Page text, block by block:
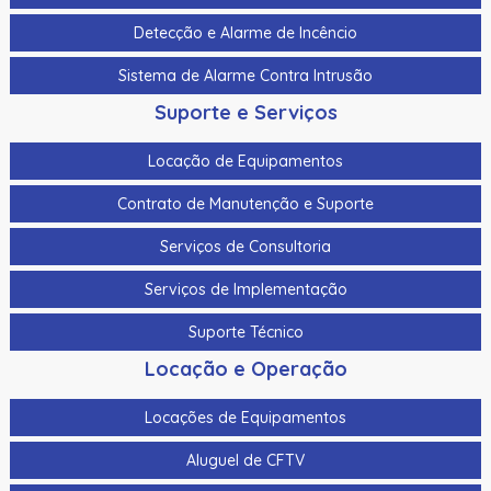
Controlador De Acesso P/ Elevador Hikvision Ds-
Controladora De Acesso Hikvision Ds-K2602Tmain Board
02 Portas Somente A Placa
Controladora De Acesso Hikvision Ds-K2604T Main Board
4 Portas Somente A Placa
Controladora De Acesso Hikvision Ds-K2604Tmain Board
4 Portas Somente A Placa
Controladora De Acesso Hikvision Ds-K2812 02 Portas
Controladora De Acesso Hikvision Ds-K2814 04 Portas
Controle De Acesso Facial C/ Video Porteiro Hikvision
Ds-K1T342Mfwx Wifi 10.000 Faces Digital
Controle De Acesso Facial C/ Video Porteiro Hikvision
Ds-K1T342Mwx Wifi 10.000 Faces
Detecção e Alarme de Incêncio
Sistema de Alarme Contra Intrusão
Suporte e Serviços
Locação de Equipamentos
Contrato de Manutenção e Suporte
Serviços de Consultoria
Serviços de Implementação
Suporte Técnico
Locação e Operação
Locações de Equipamentos
Aluguel de CFTV